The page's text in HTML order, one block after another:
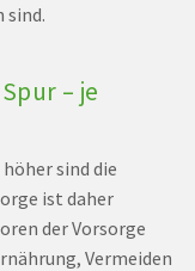
sind.
– je
sind die
ist daher
der Vorsorge
Vermeiden